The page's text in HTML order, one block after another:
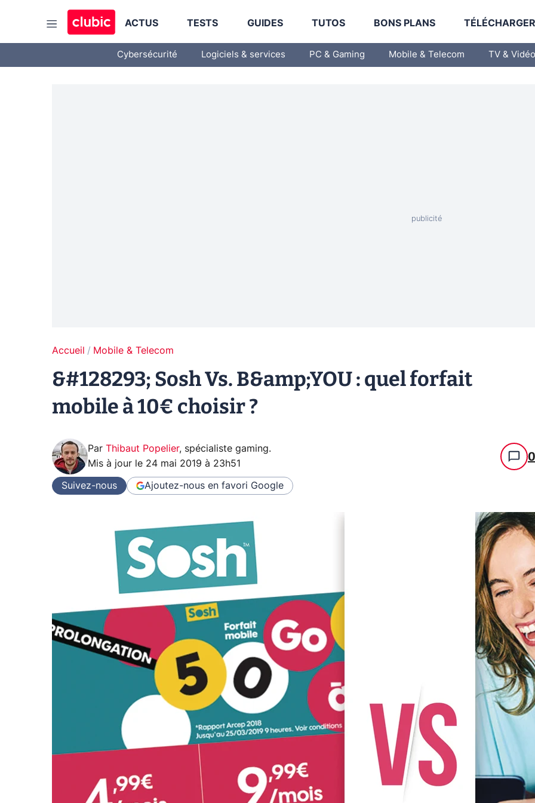
ACTUS TESTS GUIDES TUTOS BONS PLANS
Cybersécurité Logiciels & services PC & Gaming Mobile & Telecom TV & Vidéo
Accueil Mobile & Telecom
&#128293; Sosh Vs. B&amp;YOU : quel forfait
mobile à 10€ choisir ?
Par Thibaut Popelier, spécialiste gaming.
Mis à jour le 24 mai 2019 à 23h51 0
Suivez-nous Ajoutez-nous en favori Google